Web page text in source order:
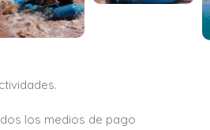
los medios de pago